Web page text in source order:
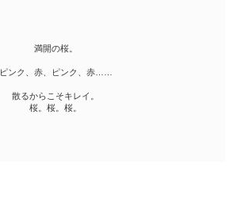
満開の桜。
ピンク、赤、ピンク、赤……
散るからこそキレイ。
桜。桜。桜。